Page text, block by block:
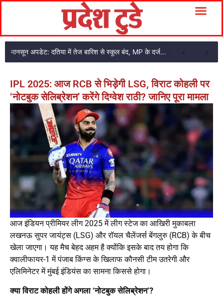
मानसून अपडेट: दतिया में तेज बारिश से स्कूल बंद, MP के दर्जनों जिलों में सूखे की चिंता
IPL 2025: आज RCB से भिड़ेगी LSG, विराट कोहली पर
‘नोटबुक सेलिब्रेशन’ करेंगे दिग्वेश राठी? जानिए पूरा मामला
आज इंडियन प्रीमियर लीग 2025 में लीग स्टेज का आखिरी मुकाबला
लखनऊ सुपर जायंट्स (LSG) और रॉयल चैलेंजर्स बेंगलुरु (RCB) के बीच
खेला जाएगा। यह मैच बेहद अहम है क्योंकि इसके बाद तय होगा कि
क्वालीफायर-1 में पंजाब किंग्स के खिलाफ कौनसी टीम उतरेगी और
एलिमिनेटर में मुंबई इंडियंस का सामना किससे होगा।
क्या विराट कोहली होंगे अगला ‘नोटबुक सेलिब्रेशन’?